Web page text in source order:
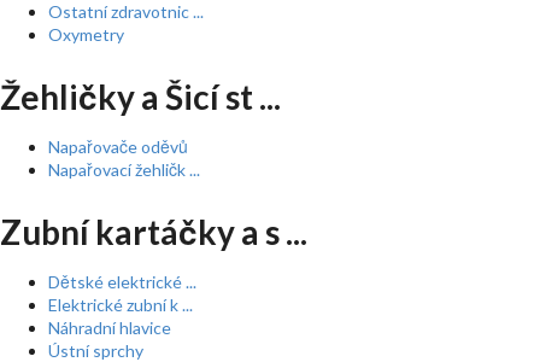
Ostatní zdravotnic ...
Oxymetry
Žehličky a Šicí st ...
Napařovače oděvů
Napařovací žehličk ...
Zubní kartáčky a s ...
Dětské elektrické ...
Elektrické zubní k ...
Náhradní hlavice
Ústní sprchy